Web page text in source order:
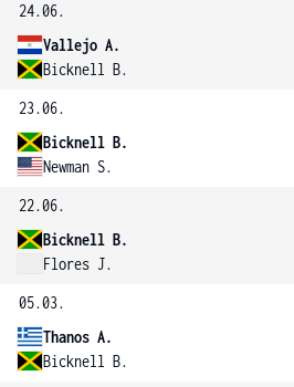
24.06.
Vallejo A.
Bicknell B.
23.06.
Bicknell B.
Newman S.
22.06.
Bicknell B.
Flores J.
05.03.
Thanos A.
Bicknell B.